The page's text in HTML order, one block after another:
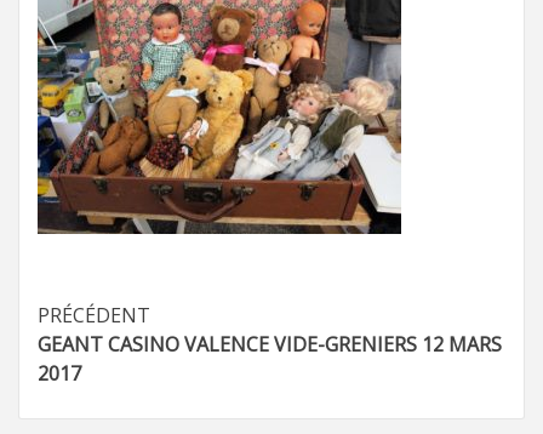
Navigation
d’article
PRÉCÉDENT
GEANT CASINO VALENCE VIDE-GRENIERS 12 MARS
2017